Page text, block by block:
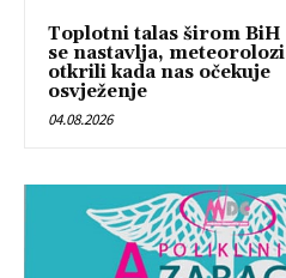
Toplotni talas širom BiH
se nastavlja, meteorolozi
otkrili kada nas očekuje
osvježenje
04.08.2026